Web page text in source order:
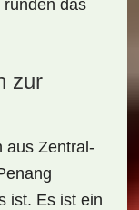
runden das
zur
aus Zentral-
ist. Es ist ein